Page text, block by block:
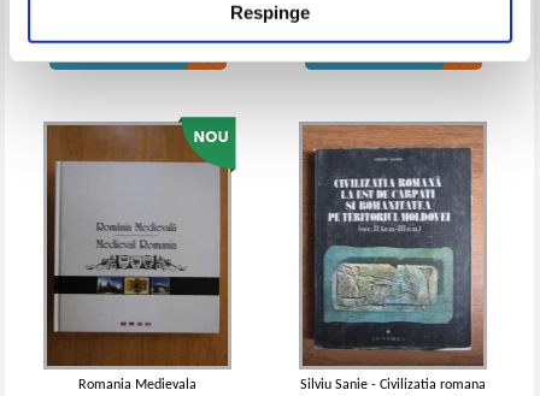
Respinge
Nicolae Iorga - Istoria bisericii
romanesti si a vietii religioase a
romanilor (2 volume)
Nicolae Iorga - Istoria Bisericii
romanesti si a vietii religioase a
romanilor (volumul 2)
Romania Medievala
Silviu Sanie - Civilizatia romana